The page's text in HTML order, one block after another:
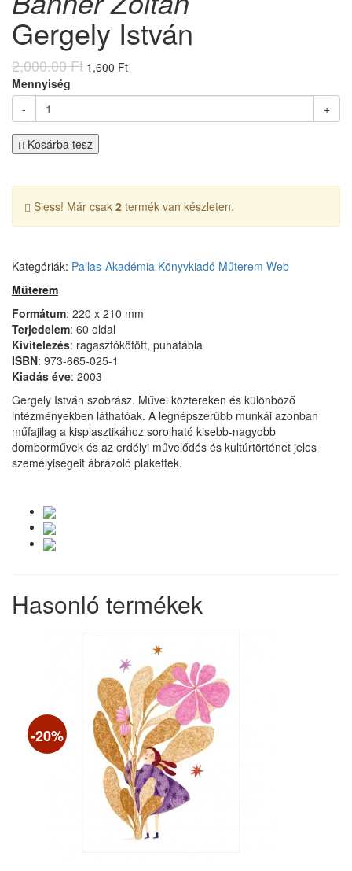
Gergely István
2,000.00 Ft 1,600 Ft
Mennyiség
-
+
Kosárba tesz
Siess! Már csak 2 termék van készleten.
Kategóriák: Pallas-Akadémia Könyvkiadó Műterem Web
Műterem
Formátum: 220 x 210 mm
Terjedelem: 60 oldal
Kivitelezés: ragasztókötött, puhatábla
ISBN: 973-665-025-1
Kiadás éve: 2003
Gergely István szobrász. Művei köztereken és különböző
intézményekben láthatóak. A legnépszerűbb munkái azonban
műfajilag a kisplasztikához sorolható kisebb-nagyobb
domborművek és az erdélyi művelődés és kultúrtörténet jeles
személyiségeit ábrázoló plakettek.
Hasonló termékek
-20%